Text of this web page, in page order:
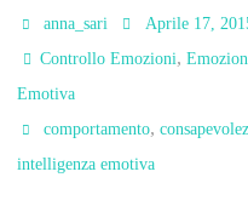
anna_sari
Aprile 17,
Controllo Emozioni,
Emotiva
comportamento,
intelligenza emotiva